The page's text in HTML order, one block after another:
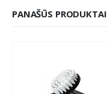
PANAŠŪS PRODUKTAI